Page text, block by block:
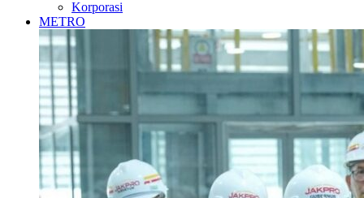
Korporasi
METRO